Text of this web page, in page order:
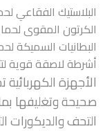
البلاستيك الفقاعي
الكرتون المقوى
البطانيات السميكة
أشرطة لاصقة قوية
الأجهزة
صحيحة وتغليفها
التحف